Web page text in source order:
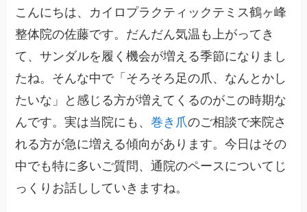
こんにちは、カイロプラクティックテミス鶴ヶ峰
整体院の佐藤です。だんだん気温も上がってき
て、サンダルを履く機会が増える季節になりまし
たね。そんな中で「そろそろ足の爪、なんとかし
たいな」と感じる方が増えてくるのがこの時期な
んです。実は当院にも、巻き爪のご相談で来院さ
れる方が急に増える傾向があります。今日はその
中でも特に多いご質問、通院のペースについてじ
っくりお話ししていきますね。